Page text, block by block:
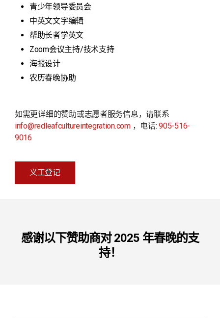
青少年领导委员会
中英文文字编辑
帮助长者学英文
Zoom会议主持/技术支持
海报设计
农历春晚协助
如需更详细的赞助或志愿者服务信息，请联系
info@redleafcultureintegration.com ，电话:905-516-
9016
义工登记
感谢以下赞助商对 2025 年春晚的支
持！